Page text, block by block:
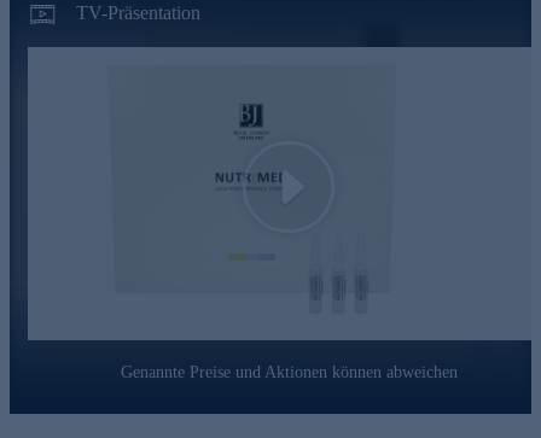
MVP Platinum MatrixEM
Ausstrahlung beginnt mit der richtigen Pflege – jetzt online
TV-Präsentation
Play
Genannte Preise und Aktionen können abweichen